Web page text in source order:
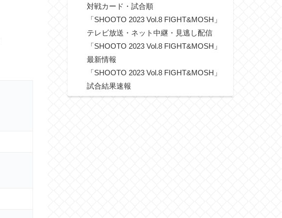
対戦カード・試合順
「SHOOTO 2023 Vol.8 FIGHT&MOSH」
テレビ放送・ネット中継・見逃し配信
「SHOOTO 2023 Vol.8 FIGHT&MOSH」
最新情報
「SHOOTO 2023 Vol.8 FIGHT&MOSH」
試合結果速報